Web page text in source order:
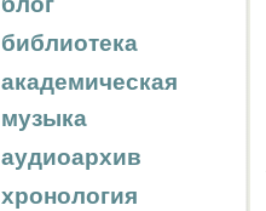
библиотека
академическая
музыка
аудиоархив
хронология